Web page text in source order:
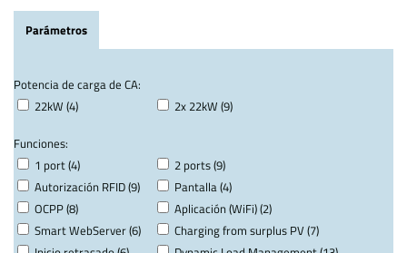
Parámetros
Potencia de carga de CA:
22kW (4)
2x 22kW (9)
Funciones:
1 port (4)
2 ports (9)
Autorización RFID (9)
Pantalla (4)
OCPP (8)
Aplicación (WiFi) (2)
Smart WebServer (6)
Charging from surplus PV (7)